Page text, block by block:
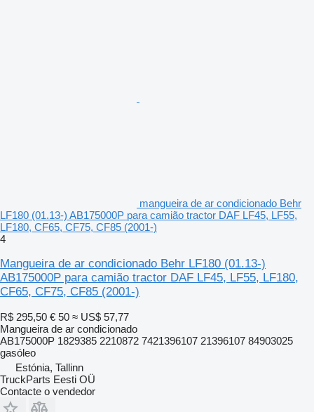
mangueira de ar condicionado Behr
LF180 (01.13-) AB175000P para camião tractor DAF LF45, LF55,
LF180, CF65, CF75, CF85 (2001-)
4
Mangueira de ar condicionado Behr LF180 (01.13-)
AB175000P para camião tractor DAF LF45, LF55, LF180,
CF65, CF75, CF85 (2001-)
R$ 295,50 € 50 ≈ US$ 57,77
Mangueira de ar condicionado
AB175000P 1829385 2210872 7421396107 21396107 84903025
gasóleo
Estónia, Tallinn
TruckParts Eesti OÜ
Contacte o vendedor